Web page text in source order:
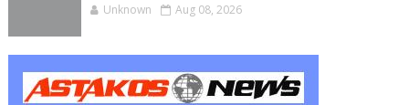
Unknown Aug 08, 2026